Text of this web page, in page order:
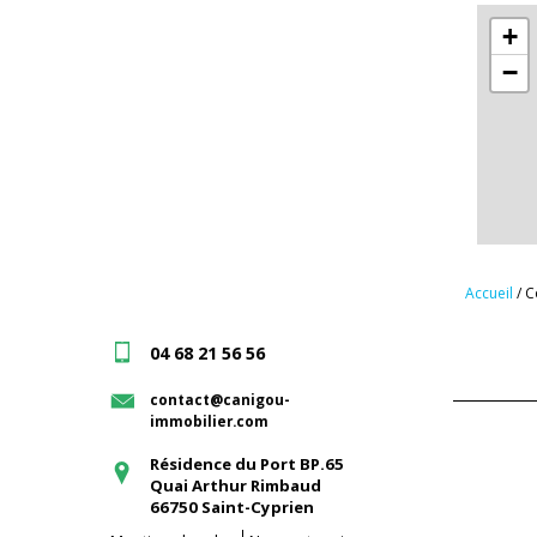
+
−
Accueil /
04 68 21 56 56
contact@canigou-
immobilier.com
Résidence du Port BP.65
Quai Arthur Rimbaud
66750 Saint-Cyprien